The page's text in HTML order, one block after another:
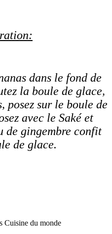
dans le fond de
la boule de glace,
posez sur le boule de
avec le Saké et
de gingembre confit
de glace.
Cuisine du monde